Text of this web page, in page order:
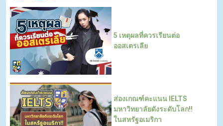
5 เหตุผลที่ควรเรียนต่อ
ออสเตรเลีย
ส่องเกณฑ์คะแนน IELTS
มหาวิทยาลัยดังระดับโลก!!
ในสหรัฐอเมริกา